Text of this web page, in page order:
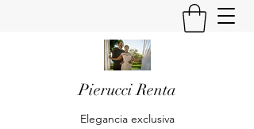
Pierucci Renta
Elegancia exclusiva